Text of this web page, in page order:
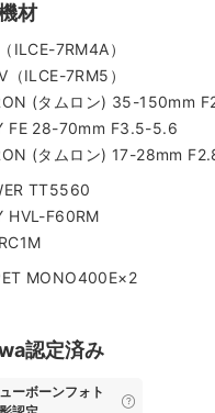
切にしているのは、「写真
まにとって撮影の日が素敵
りさんやカメラが苦手なお
ジャンル
ーボーンフォト
参り
三
バーサリーフォト
写真
ューボーンフォトでは、生
ニューボーンフォト専門フ
材
ILCE-7RM4A）
（ILCE-7RM5）
(タムロン) 35-150mm
FE 28-70mm F3.5-5.6
(タムロン) 17-28mm
TT5560
HVL-F60RM
MONO400E×2
認定済み
ーボーンフォト